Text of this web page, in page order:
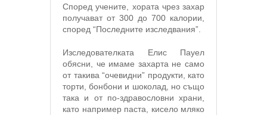
Според учените, хората чрез захар
получават от 300 до 700 калории,
според “Последните изследвания”.
Изследователката Елис Пауел
обясни, че имаме захарта не само
от такива “очевидни” продукти, като
торти, бонбони и шоколад, но също
така и от по-здравословни храни,
като например паста, кисело мляко